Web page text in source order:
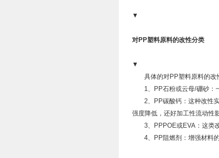
▼
对PP塑料原料的改性分类
▼
具体的对PP塑料原料的
1、 PP石粉或云母/硼砂：
2、 PP碳酸钙：这种改性
强度降低，还好加工性流动性
3、 PPPOE或EVA：这类
4、 PP阻燃剂：增强材料